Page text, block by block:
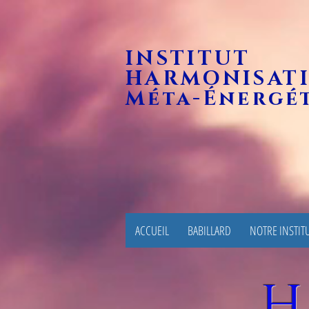
INSTITUT
Méta-
ACCUEIL BABILLARD NOTRE